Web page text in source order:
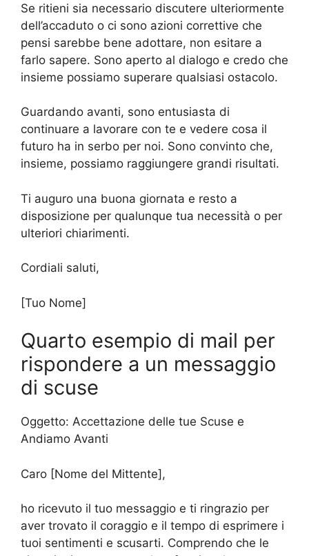
Se ritieni sia necessario discutere ulteriormente
dell’accaduto o ci sono azioni correttive che
pensi sarebbe bene adottare, non esitare a
farlo sapere. Sono aperto al dialogo e credo che
insieme possiamo superare qualsiasi ostacolo.
Guardando avanti, sono entusiasta di
continuare a lavorare con te e vedere cosa il
futuro ha in serbo per noi. Sono convinto che,
insieme, possiamo raggiungere grandi risultati.
Ti auguro una buona giornata e resto a
disposizione per qualunque tua necessità o per
ulteriori chiarimenti.
Cordiali saluti,
[Tuo Nome]
Quarto esempio di mail per
rispondere a un messaggio
di scuse
Oggetto: Accettazione delle tue Scuse e
Andiamo Avanti
Caro [Nome del Mittente],
ho ricevuto il tuo messaggio e ti ringrazio per
aver trovato il coraggio e il tempo di esprimere i
tuoi sentimenti e scusarti. Comprendo che le